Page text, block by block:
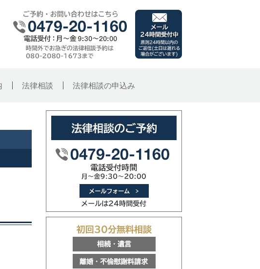
務所・銚子総合法律事務所
法律相談 法律相談の申込み